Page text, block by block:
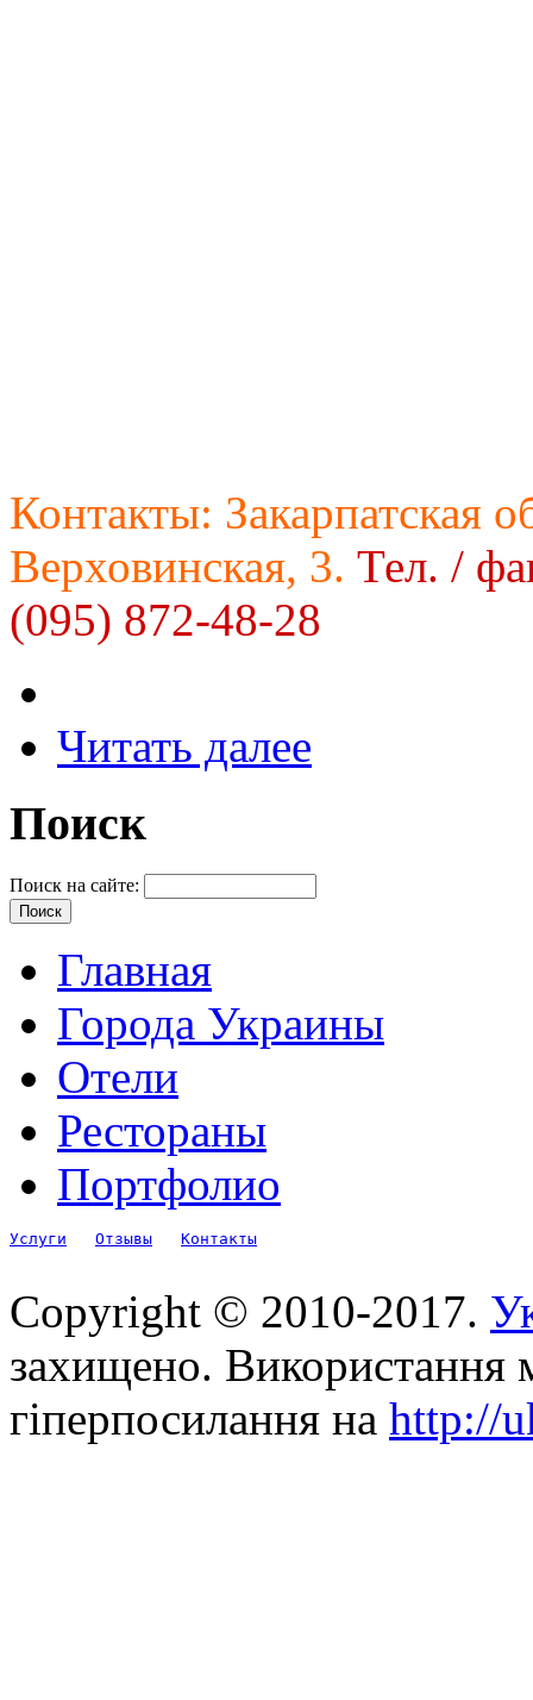
Контакты: Закарпатская
Верховинская, 3. Тел. /
(095) 872-48-28
Читать далее
Поиск
Поиск на сайте:
Главная
Города Украины
Отели
Рестораны
Портфолио
Услуги Отзывы Контакты
Copyright © 2010-2017.
захищено. Використання
гіперпосилання на http://